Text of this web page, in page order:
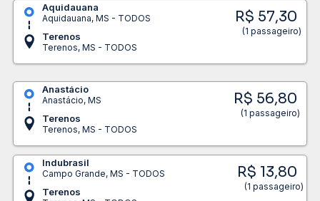
Aquidauana
Aquidauana, MS - TODOS
Terenos
Terenos, MS - TODOS
R$ 57,30
(1 passageiro)
Anastácio
Anastácio, MS
Terenos
Terenos, MS - TODOS
R$ 56,80
(1 passageiro)
Indubrasil
Campo Grande, MS - TODOS
Terenos
R$ 13,80
(1 passageiro)